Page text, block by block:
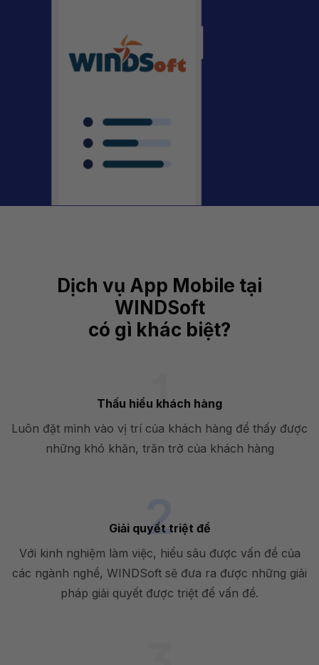
Dịch vụ App Mobile tại
WINDSoft
có gì khác biệt?
Thấu hiểu khách hàng
Luôn đặt mình vào vị trí của khách hàng để thấy được
những khó khăn, trăn trở của khách hàng
Giải quyết triệt để
Với kinh nghiệm làm việc, hiểu sâu được vấn đề của
các ngành nghề, WINDSoft sẽ đưa ra được những giải
pháp giải quyết được triệt để vấn đề.